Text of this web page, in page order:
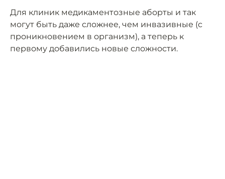
Для клиник медикаментозные аборты и так
могут быть даже сложнее, чем инвазивные (с
проникновением в организм), а теперь к
первому добавились новые сложности.